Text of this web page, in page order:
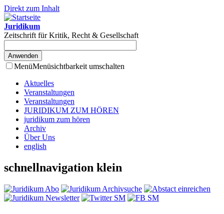
Direkt zum Inhalt
Juridikum
Zeitschrift für Kritik, Recht & Gesellschaft
MenüMenüsichtbarkeit umschalten
Aktuelles
Veranstaltungen
Veranstaltungen
JURIDIKUM ZUM HÖREN
juridikum zum hören
Archiv
Über Uns
english
schnellnavigation klein